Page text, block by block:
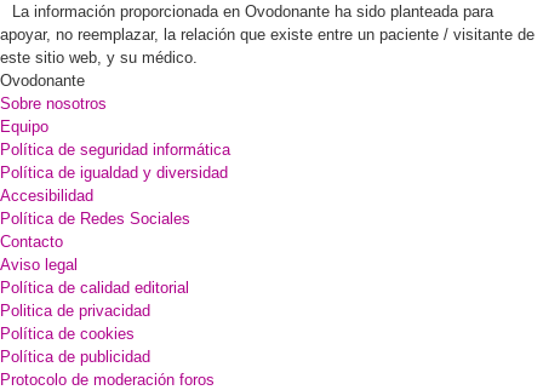
La información proporcionada en Ovodonante ha sido planteada para
apoyar, no reemplazar, la relación que existe entre un paciente / visitante de
este sitio web, y su médico.
Ovodonante
Sobre nosotros
Equipo
Política de seguridad informática
Política de igualdad y diversidad
Accesibilidad
Política de Redes Sociales
Contacto
Aviso legal
Política de calidad editorial
Politica de privacidad
Política de cookies
Política de publicidad
Protocolo de moderación foros